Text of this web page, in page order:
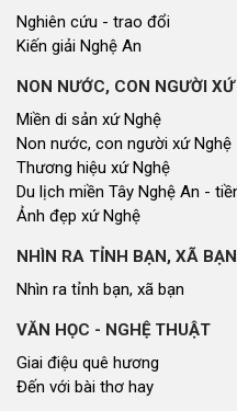
Nghiên cứu - trao đổi
Kiến giải Nghệ An
NON NƯỚC, CON NGƯỜI
Miền di sản xứ Nghệ
Non nước, con người xứ Nghệ
Thương hiệu xứ Nghệ
Du lịch miền Tây Nghệ An -
Ảnh đẹp xứ Nghệ
NHÌN RA TỈNH BẠN, XÃ BẠN
Nhìn ra tỉnh bạn, xã bạn
VĂN HỌC - NGHỆ THUẬT
Giai điệu quê hương
Đến với bài thơ hay